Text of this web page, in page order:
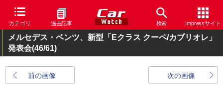
カテゴリ 過去記事 検索 Impressサイト
メルセデス・ベンツ、新型「Eクラス クーペ/カブリオレ」
発表会(46/61)
前の画像 次の画像